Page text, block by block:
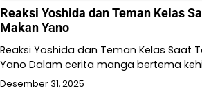
Reaksi Yoshida dan Teman Kelas
Makan Yano
Reaksi Yoshida dan Teman Kelas Saat
Yano Dalam cerita manga bertema
Desember 31, 2025